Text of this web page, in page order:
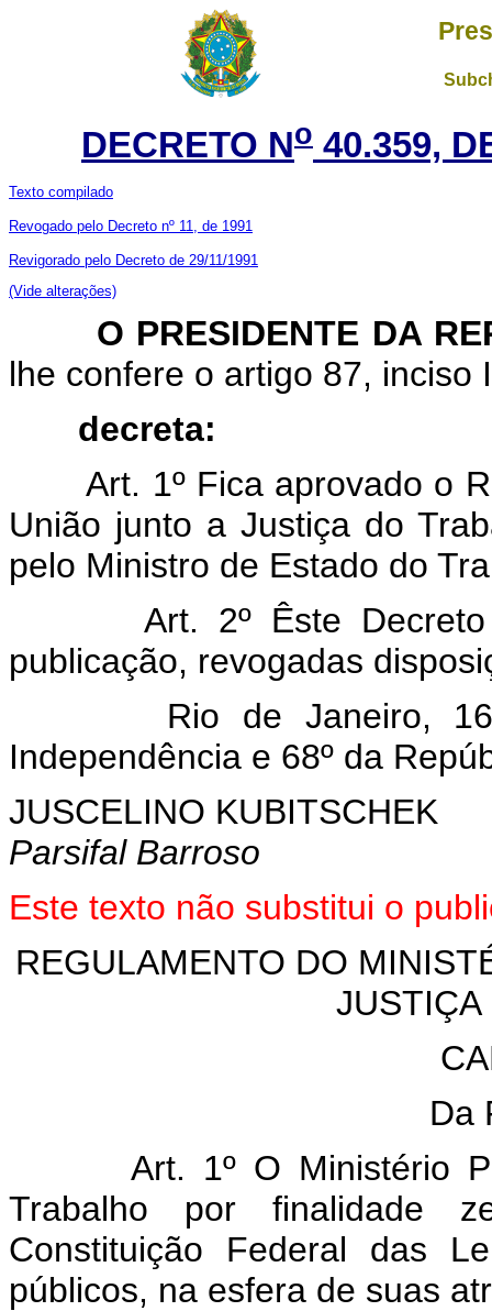
DECRETO No 40.359,
Texto compilado
Revogado pelo Decreto nº 11, de 1991
Revigorado pelo Decreto de 29/11/1991
(Vide alterações)
O PRESIDENTE DA
lhe confere o artigo 87, inciso
decreta:
Art. 1º Fica aprovado o
União junto a Justiça do
pelo Ministro de Estado do
Art. 2º Êste
publicação, revogadas
Rio de Janeiro,
Independência e 68º da
JUSCELINO KUBITSCHEK
Parsifal Barroso
Este texto não substitui o
REGULAMENTO DO
JUSTIÇA
Da
Art. 1º O Ministério
Trabalho por finalidade
Constituição Federal das
públicos, na esfera de suas